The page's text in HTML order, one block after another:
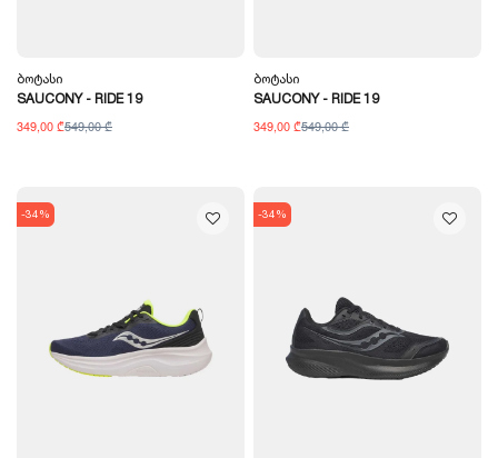
Ბოტასი
SAUCONY - RIDE 19
349,00 ₾549,00 ₾
Ბოტასი
SAUCONY - RIDE 19
349,00 ₾549,00 ₾
-34% -34%